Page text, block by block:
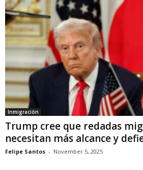
Inmigración
Trump cree que redadas
necesitan más alcance y
Felipe Santos - November 5, 2025